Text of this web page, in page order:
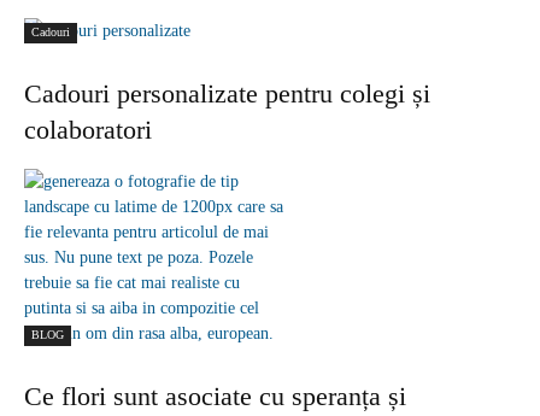
Cadouri
Cadouri personalizate pentru colegi și
colaboratori
BLOG
Ce flori sunt asociate cu speranța și